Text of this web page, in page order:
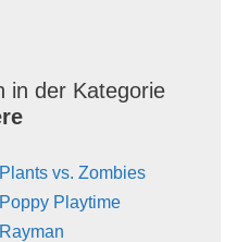
in der Kategorie
Plants vs. Zombies
Poppy Playtime
Rayman